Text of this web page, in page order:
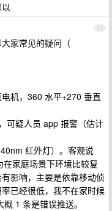
12
家常见的疑问（
机，360 水平+270 垂直
可疑人员 app 报警（估计
红外灯）。客观说
家庭场景下环境比较复
影响，主要是依靠移动侦
已经很低，我不在家时候
1 条是错误推送。